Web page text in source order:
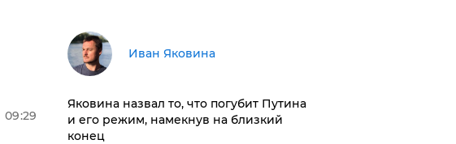
09:29
Иван Яковина
Яковина назвал то, что погубит Путина
и его режим, намекнув на близкий
конец